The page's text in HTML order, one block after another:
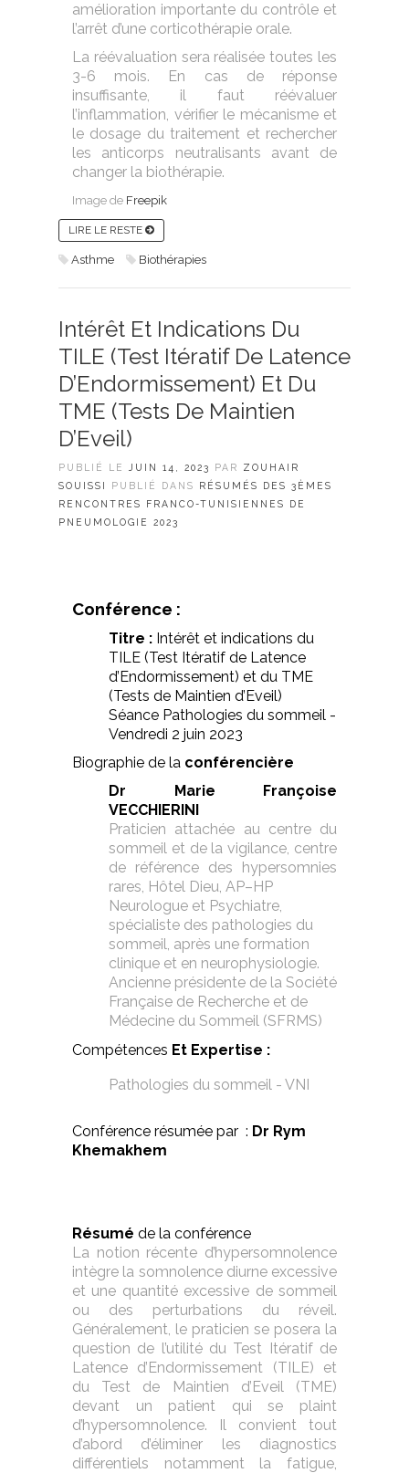
amélioration importante du contrôle et
l’arrêt d’une corticothérapie orale.
La réévaluation sera réalisée toutes les
3-6 mois. En cas de réponse
insuffisante, il faut réévaluer
l’inflammation, vérifier le mécanisme et
le dosage du traitement et rechercher
les anticorps neutralisants avant de
changer la biothérapie.
Image de Freepik
LIRE LE RESTE
Asthme Biothérapies
Intérêt Et Indications Du
TILE (Test Itératif De Latence
D’Endormissement) Et Du
TME (Tests De Maintien
D’Eveil)
PUBLIÉ LE JUIN 14, 2023 PAR ZOUHAIR
SOUISSI
PUBLIÉ DANS RÉSUMÉS DES 3ÈMES
RENCONTRES FRANCO-TUNISIENNES DE
PNEUMOLOGIE 2023
Conférence :
Titre : Intérêt et indications du
TILE (Test Itératif de Latence
d’Endormissement) et du TME
(Tests de Maintien d’Eveil)
Séance Pathologies du sommeil -
Vendredi 2 juin 2023
Biographie de la conférencière
Dr Marie Françoise
VECCHIERINI
Praticien attachée au centre du
sommeil et de la vigilance, centre
de référence des hypersomnies
rares, Hôtel Dieu, AP–HP
Neurologue et Psychiatre,
spécialiste des pathologies du
sommeil, après une formation
clinique et en neurophysiologie.
Ancienne présidente de la Société
Française de Recherche et de
Médecine du Sommeil (SFRMS)
Compétences Et Expertise :
Pathologies du sommeil - VNI
Conférence résumée par : Dr Rym
Khemakhem
Résumé de la conférence
La notion récente d’hypersomnolence
intègre la somnolence diurne excessive
et une quantité excessive de sommeil
ou des perturbations du réveil.
Généralement, le praticien se posera la
question de l’utilité du Test Itératif de
Latence d’Endormissement (TILE) et
du Test de Maintien d’Eveil (TME)
devant un patient qui se plaint
d’hypersomnolence. Il convient tout
d’abord d’éliminer les diagnostics
différentiels notamment la fatigue,